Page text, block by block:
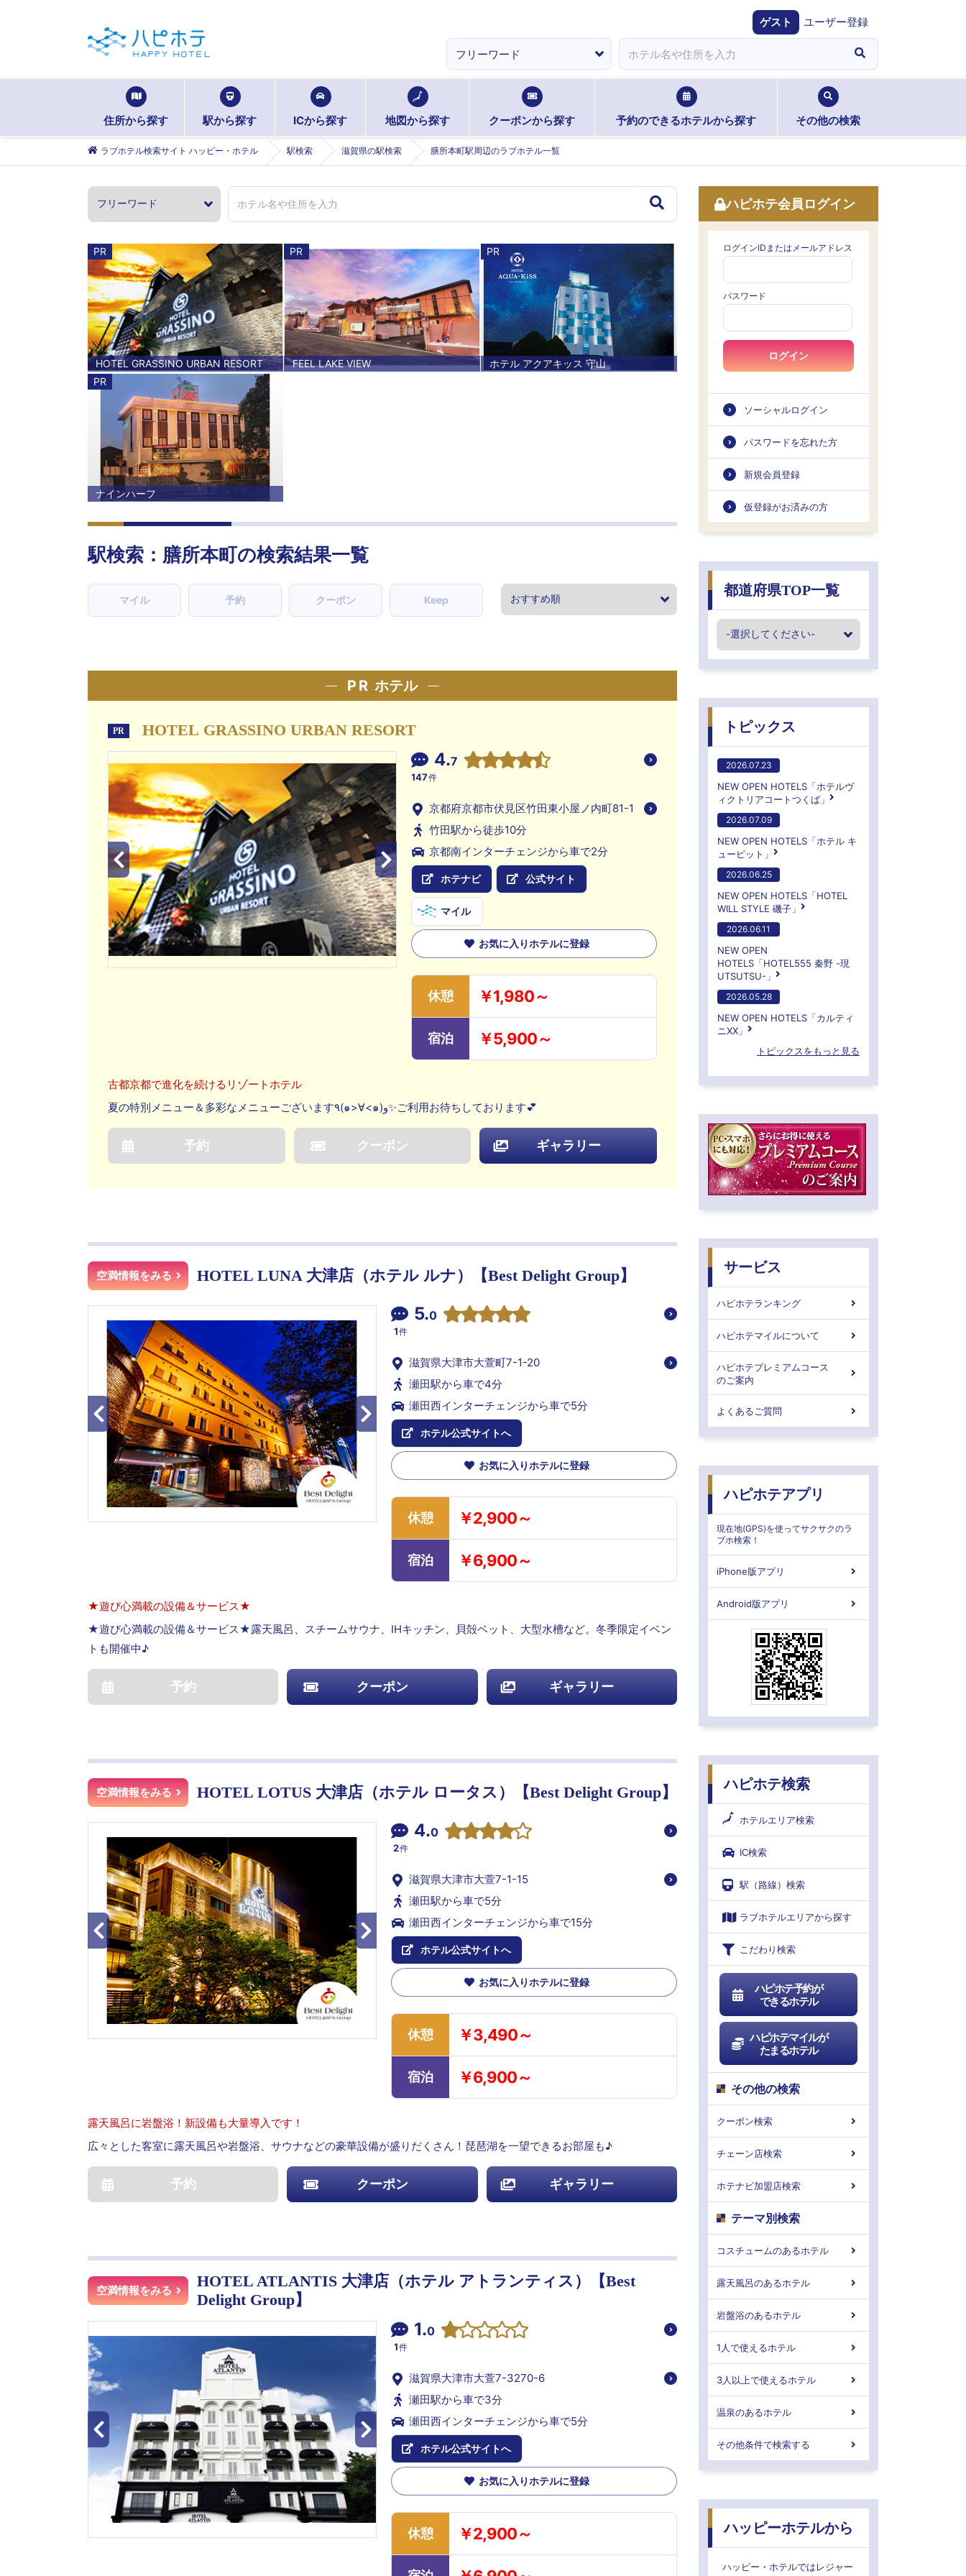
ゲスト ユーザー登録
住所から探す 駅から探す ICから探す 地図から探す クーポンから探す 予約のできるホテルから探す その他の検索
ラブホテル検索サイト ハッピー・ホテル 駅検索 滋賀県の駅検索 膳所本町駅周辺のラブホテル一覧
PR
HOTEL GRASSINO URBAN RESORT
PR
FEEL LAKE VIEW
PR
ホテル アクアキッス 守山
PR
ナインハーフ
駅検索： 膳所本町の検索結果一覧
マイル 予約 クーポン Keep
PR ホテル
PR HOTEL GRASSINO URBAN RESORT
4.7
147件
京都府京都市伏見区竹田東小屋ノ内町81-1
竹田駅から徒歩10分
京都南インターチェンジから車で2分
ホテナビ 公式サイト
マイル
お気に入りホテルに登録
休憩 ￥1,980～
宿泊 ￥5,900～
古都京都で進化を続けるリゾートホテル
夏の特別メニュー＆多彩なメニューございます٩(๑>∀<๑)و✨ご利用お待ちしております💕
予約 クーポン ギャラリー
空満情報をみる HOTEL LUNA 大津店（ホテル ルナ）【Best Delight Group】
5.0
1件
滋賀県大津市大萱町7-1-20
瀬田駅から車で4分
瀬田西インターチェンジから車で5分
ホテル公式サイトへ
お気に入りホテルに登録
休憩 ￥2,900～
宿泊 ￥6,900～
★遊び心満載の設備＆サービス★
★遊び心満載の設備＆サービス★露天風呂、スチームサウナ、IHキッチン、貝殻ベット、大型水槽など。冬季限定イベン
トも開催中♪
予約 クーポン ギャラリー
空満情報をみる HOTEL LOTUS 大津店（ホテル ロータス）【Best Delight Group】
4.0
2件
滋賀県大津市大萱7-1-15
瀬田駅から車で5分
瀬田西インターチェンジから車で15分
ホテル公式サイトへ
お気に入りホテルに登録
休憩 ￥3,490～
宿泊 ￥6,900～
露天風呂に岩盤浴！新設備も大量導入です！
広々とした客室に露天風呂や岩盤浴、サウナなどの豪華設備が盛りだくさん！琵琶湖を一望できるお部屋も♪
予約 クーポン ギャラリー
空満情報をみる
HOTEL ATLANTIS 大津店（ホテル アトランティス）【Best
Delight Group】
1.0
1件
滋賀県大津市大萱7-3270-6
瀬田駅から車で3分
瀬田西インターチェンジから車で5分
ホテル公式サイトへ
お気に入りホテルに登録
休憩 ￥2,900～
ハピホテ会員ログイン
ログインIDまたはメールアドレス
パスワード
ログイン
ソーシャルログイン
パスワードを忘れた方
新規会員登録
仮登録がお済みの方
都道府県TOP一覧
トピックス
2026.07.23
NEW OPEN HOTELS「ホテルヴ
ィクトリアコートつくば」
2026.07.09
NEW OPEN HOTELS「ホテル キ
ューピット」
2026.06.25
NEW OPEN HOTELS「HOTEL
WILL STYLE 磯子」
2026.06.11
NEW OPEN
HOTELS「HOTEL555 秦野 -現
UTSUTSU-」
2026.05.28
NEW OPEN HOTELS「カルティ
ニXX」
トピックスをもっと見る
サービス
ハピホテランキング
ハピホテマイルについて
ハピホテプレミアムコース
のご案内
よくあるご質問
ハピホテアプリ
現在地(GPS)を使ってサクサクのラ
ブホ検索！
iPhone版アプリ
Android版アプリ
ハピホテ検索
ホテルエリア検索
IC検索
駅（路線）検索
ラブホテルエリアから探す
こだわり検索
ハピホテ予約が
できるホテル
ハピホテマイルが
たまるホテル
その他の検索
クーポン検索
チェーン店検索
ホテナビ加盟店検索
テーマ別検索
コスチュームのあるホテル
露天風呂のあるホテル
岩盤浴のあるホテル
1人で使えるホテル
3人以上で使えるホテル
温泉のあるホテル
その他条件で検索する
ハッピーホテルから
ハッピー・ホテルではレジャー